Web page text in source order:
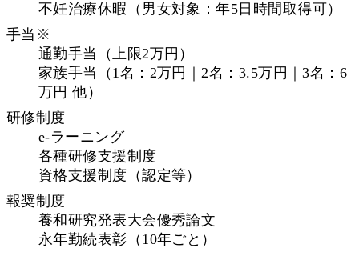
不妊治療休暇（男女対象：年5日時間取得可）
手当※
通勤手当（上限2万円）
家族手当（1名：2万円｜2名：3.5万円｜3名：6
万円 他）
研修制度
e-ラーニング
各種研修支援制度
資格支援制度（認定等）
報奨制度
養和研究発表大会優秀論文
永年勤続表彰（10年ごと）